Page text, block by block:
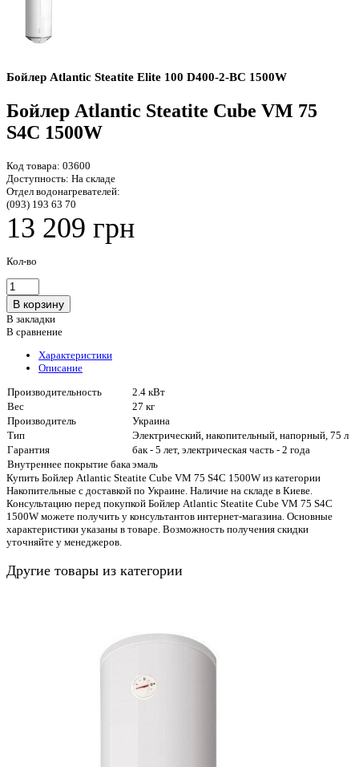
Бойлер Atlantic Steatite Elite 100 D400-2-BC 1500W
Бойлер Atlantic Steatite Cube VM 75
S4C 1500W
Код товара: 03600
Доступность: На складе
Отдел водонагревателей:
(093) 193 63 70
13 209 грн
Кол-во
В закладки
В сравнение
Характеристики
Описание
Производительность
2.4 кВт
Вес
27 кг
Производитель
Украина
Тип
Электрический, накопительный, напорный, 75 л
Гарантия
бак - 5 лет, электрическая часть - 2 года
Внутреннее покрытие бака эмаль
Купить Бойлер Atlantic Steatite Cube VM 75 S4C 1500W из категории
Накопительные с доставкой по Украине. Наличие на складе в Киеве.
Консультацию перед покупкой Бойлер Atlantic Steatite Cube VM 75 S4C
1500W можете получить у консультантов интернет-магазина. Основные
характеристики указаны в товаре. Возможность получения скидки
уточняйте у менеджеров.
Другие товары из категории